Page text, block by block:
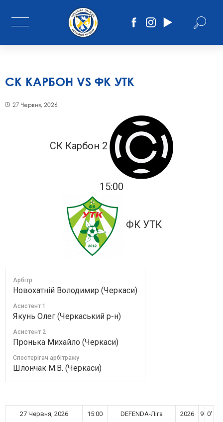
СК КАРБОН VS ФК УТК
27 Червня, 2026
СК Карбон 2
15:00
ФК УТК
Арбітр
Новохатній Володимир (Черкаси)
Асистент 1
Якунь Олег (Черкаський р-н)
Асистент 2
Пронька Михайло (Черкаси)
Спостерігач арбітражу
Шлончак М.В. (Черкаси)
27 Червня, 2026 15:00 DEFENDA-Ліга 2026 9 0'